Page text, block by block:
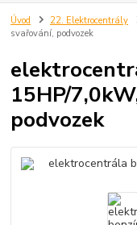
Úvod 22. Elektrocentrály
svařování, podvozek
15HP/
podvozek